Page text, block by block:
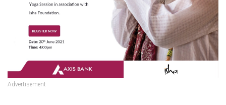
Advertisement